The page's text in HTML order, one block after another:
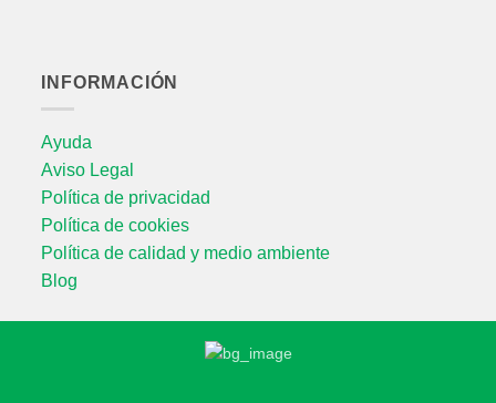
INFORMACIÓN
Ayuda
Aviso Legal
Política de privacidad
Política de cookies
Política de calidad y medio ambiente
Blog